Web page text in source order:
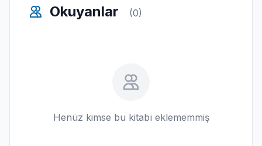
Okuyanlar (0)
Henüz kimse bu kitabı eklememmiş